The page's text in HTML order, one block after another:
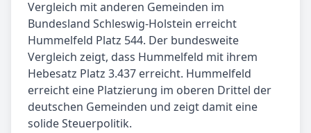
Vergleich mit anderen Gemeinden im
Bundesland Schleswig-Holstein erreicht
Hummelfeld Platz 544. Der bundesweite
Vergleich zeigt, dass Hummelfeld mit ihrem
Hebesatz Platz 3.437 erreicht. Hummelfeld
erreicht eine Platzierung im oberen Drittel der
deutschen Gemeinden und zeigt damit eine
solide Steuerpolitik.